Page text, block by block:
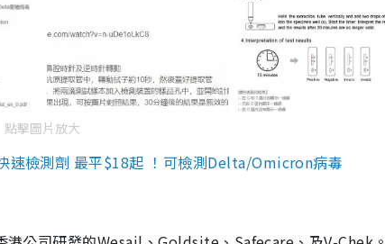
點擊圖片放大
速檢測劑 最平$18起 ！可檢測Delta/Omicron病毒